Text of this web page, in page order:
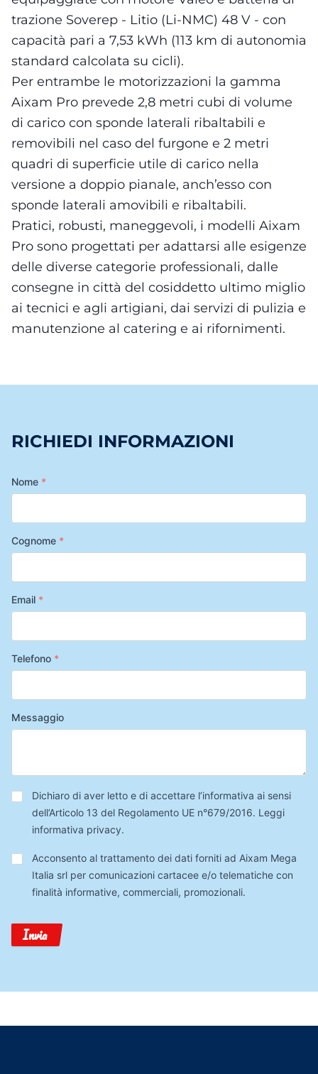
trazione Soverep - Litio (Li-NMC) 48 V - con
capacità pari a 7,53 kWh (113 km di autonomia
standard calcolata su cicli).
Per entrambe le motorizzazioni la gamma
Aixam Pro prevede 2,8 metri cubi di volume
di carico con sponde laterali ribaltabili e
removibili nel caso del furgone e 2 metri
quadri di superficie utile di carico nella
versione a doppio pianale, anch’esso con
sponde laterali amovibili e ribaltabili.
Pratici, robusti, maneggevoli, i modelli Aixam
Pro sono progettati per adattarsi alle esigenze
delle diverse categorie professionali, dalle
consegne in città del cosiddetto ultimo miglio
ai tecnici e agli artigiani, dai servizi di pulizia e
manutenzione al catering e ai rifornimenti.
RICHIEDI INFORMAZIONI
Nome *
Cognome *
Email *
Telefono *
Messaggio
Privacy*
Dichiaro di aver letto e di accettare l’informativa ai sensi
dell’Articolo 13 del Regolamento UE n°679/2016. Leggi
informativa privacy.
Trattamento
Dati
Acconsento al trattamento dei dati forniti ad Aixam Mega
Italia srl per comunicazioni cartacee e/o telematiche con
finalità informative, commerciali, promozionali.
Invia